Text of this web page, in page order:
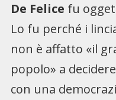
De Felice fu
Lo fu perché i
non è affatto «il
popolo» a
con una